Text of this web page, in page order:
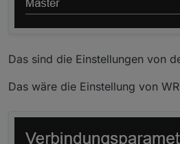
Das sind die Einstellungen von
Das wäre die Einstellung von WR